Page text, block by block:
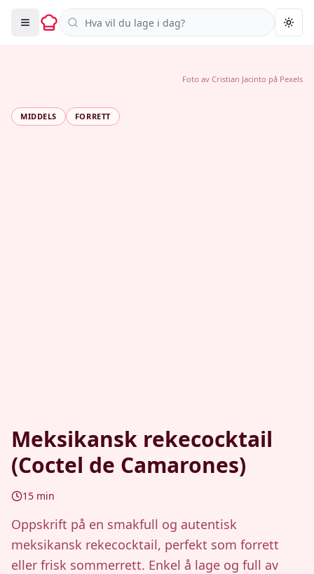
Søk i oppskrifter
MIDDELS FORRETT
Meksikansk rekecocktail
(Coctel de Camarones)
15 min
Oppskrift på en smakfull og autentisk
meksikansk rekecocktail, perfekt som forrett
eller frisk sommerrett. Enkel å lage og full av
Foto av Cristian Jacinto på Pexels